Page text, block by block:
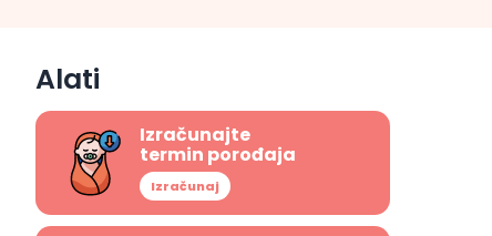
Alati
Izračunajte
termin porođaja
Izračunaj